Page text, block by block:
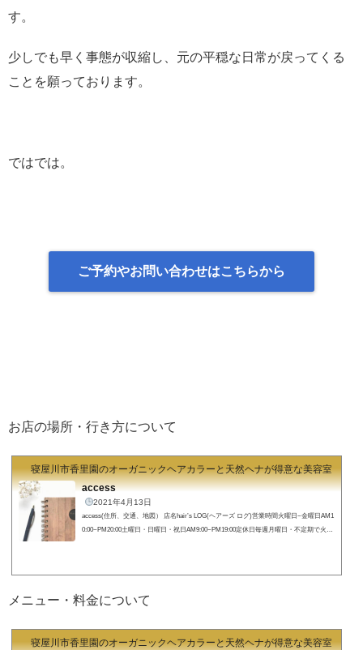
す。
少しでも早く事態が収縮し、元の平穏な日常が戻ってくる
ことを願っております。
ではでは。
ご予約やお問い合わせはこちらから
お店の場所・行き方について
寝屋川市香里園のオーガニックヘアカラーと天然ヘナが得意な美容室
access
2021年4月13日
access(住所、交通、地図） 店名hair’s LOG(ヘアーズ ログ)営業時間火曜日~金曜日AM1
0:00~PM20:00土曜日・日曜日・祝日AM9:00~PM19:00定休日毎週月曜日・不定期で火曜
メニュー・料金について
寝屋川市香里園のオーガニックヘアカラーと天然ヘナが得意な美容室